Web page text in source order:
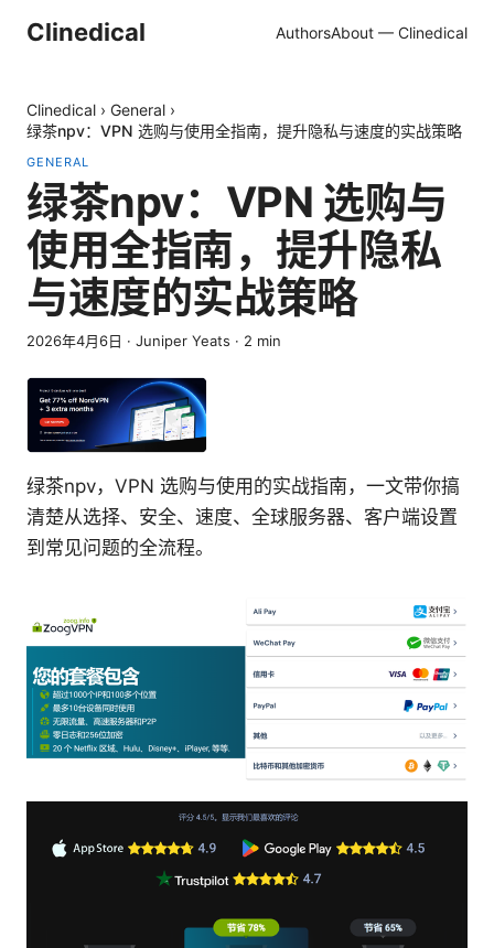
Clinedical AuthorsAbout — Clinedical
Clinedical › General ›
绿茶npv：VPN 选购与使用全指南，提升隐私与速度的实战策略
GENERAL
绿茶npv：VPN 选购与
使用全指南，提升隐私
与速度的实战策略
2026年4月6日 · Juniper Yeats · 2 min
绿茶npv，VPN 选购与使用的实战指南，一文带你搞
清楚从选择、安全、速度、全球服务器、客户端设置
到常见问题的全流程。